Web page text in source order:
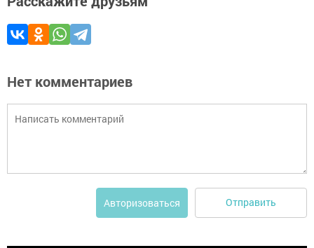
Нет комментариев
Авторизоваться Отправить